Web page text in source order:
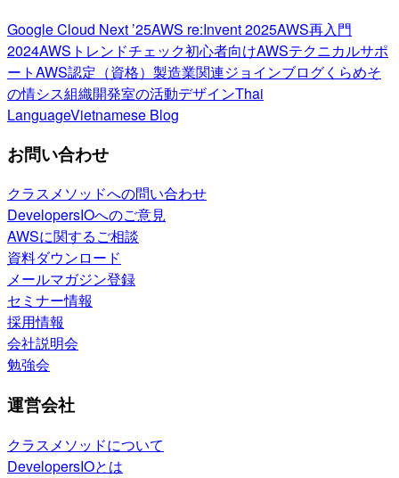
Google Cloud Next ’25AWS re:Invent 2025AWS再入門
2024AWSトレンドチェック初心者向けAWSテクニカルサポ
ートAWS認定（資格） 製造業関連ジョインブログくらめそ
の情シス組織開発室の活動デザインThai
LanguageVietnamese Blog
お問い合わせ
クラスメソッドへの問い合わせ
DevelopersIOへのご意見
AWSに関するご相談
資料ダウンロード
メールマガジン登録
セミナー情報
採用情報
会社説明会
勉強会
運営会社
クラスメソッドについて
DevelopersIOとは